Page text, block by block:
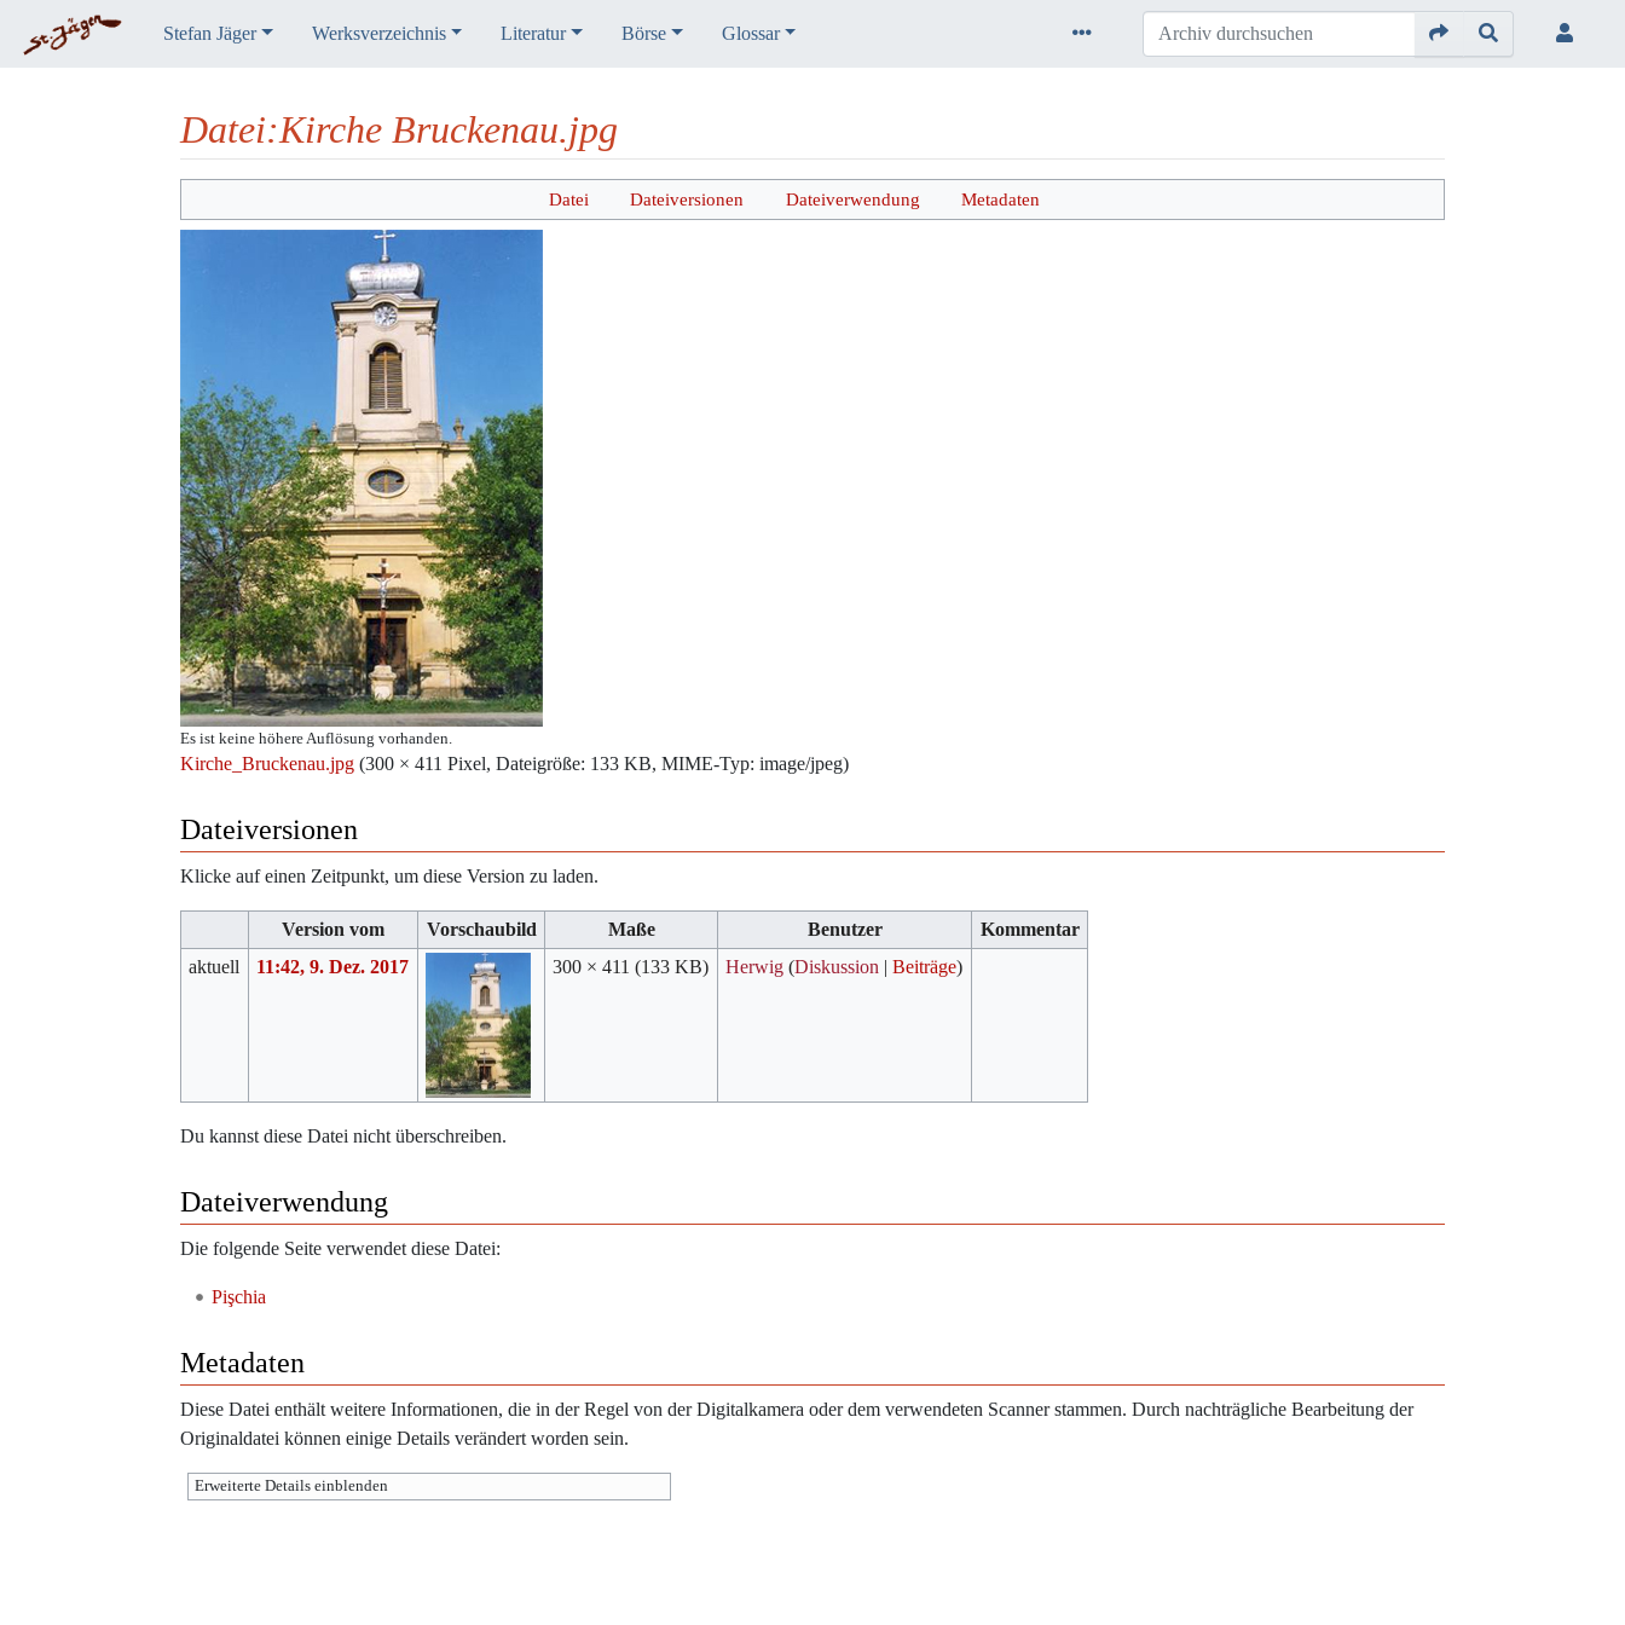
Stefan Jäger Werksverzeichnis Literatur Börse Glossar
Datei:Kirche Bruckenau.jpg
Datei Dateiversionen Dateiverwendung Metadaten
Es ist keine höhere Auflösung vorhanden.
Kirche_Bruckenau.jpg (300 × 411 Pixel, Dateigröße: 133 KB, MIME-Typ: image/jpeg)
Dateiversionen
Klicke auf einen Zeitpunkt, um diese Version zu laden.
Version vom Vorschaubild Maße Benutzer
Kommentar
aktuell
11:42, 9. Dez. 2017 300 × 411(133 KB) Herwig (Diskussion |Beiträge)
Du kannst diese Datei nicht überschreiben.
Dateiverwendung
Die folgende Seite verwendet diese Datei:
Pişchia
Metadaten
Diese Datei enthält weitere Informationen, die in der Regel von der Digitalkamera oder dem verwendeten Scanner stammen. Durch nachträgliche Bearbeitung der
Originaldatei können einige Details verändert worden sein.
Erweiterte Details einblenden